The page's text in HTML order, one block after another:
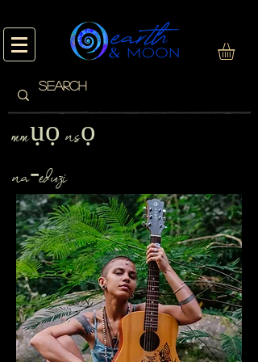
mmụọ nsọ
na-eduzi